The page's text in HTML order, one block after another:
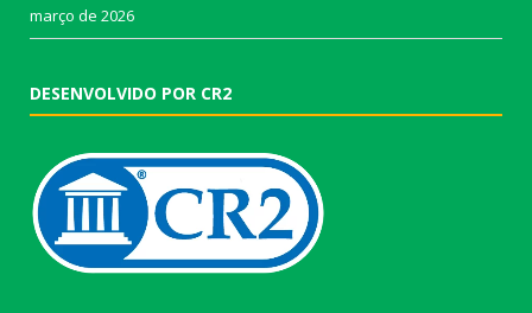
março de 2026
DESENVOLVIDO POR CR2